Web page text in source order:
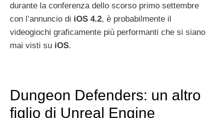
durante la conferenza dello scorso primo settembre
con l’annuncio di iOS 4.2, è probabilmente il
videogiochi graficamente più performanti che si siano
mai visti su iOS.
Dungeon Defenders: un altro
figlio di Unreal Engine